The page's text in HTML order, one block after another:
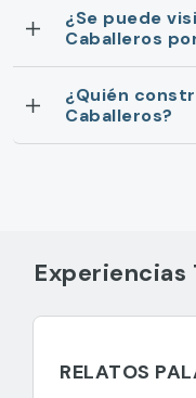
¿Se puede
Caballeros
¿Quién
Caballeros?
Experiencias
RELATOS